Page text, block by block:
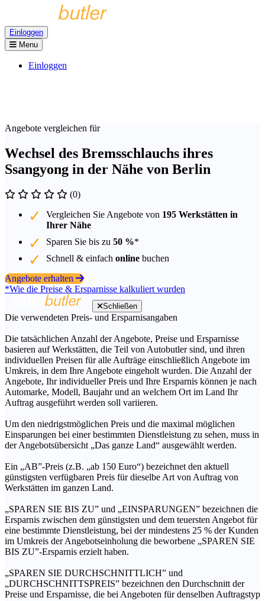
Einloggen
Menu
Einloggen
Angebote vergleichen für
Wechsel des Bremsschlauchs ihres
Ssangyong in der Nähe von Berlin
(0)
Vergleichen Sie Angebote von 195 Werkstätten in
Ihrer Nähe
Sparen Sie bis zu 50 %*
Schnell & einfach online buchen
Angebote erhalten
*Wie die Preise & Ersparnisse kalkuliert wurden
Schließen
Die verwendeten Preis- und Ersparnisangaben
Die tatsächlichen Anzahl der Angebote, Preise und Ersparnisse
basieren auf Werkstätten, die Teil von Autobutler sind, und ihren
individuellen Preisen für alle Aufträge einschließlich Angebote im
Umkreis, in dem Ihre Angebote eingeholt wurden. Die Anzahl der
Angebote, Ihr individueller Preis und Ihre Ersparnis können je nach
Automarke, Modell, Baujahr und an welchem Ort im Land Ihr
Auftrag ausgeführt werden soll variieren.
Um den niedrigstmöglichen Preis und die maximal möglichen
Einsparungen bei einer bestimmten Dienstleistung zu sehen, muss in
der Angebotsübersicht „Das ganze Land“ ausgewählt werden.
Ein „AB”-Preis (z.B. „ab 150 Euro“) bezeichnet den aktuell
günstigsten verfügbaren Preis für dieselbe Art von Auftrag von
Werkstätten im ganzen Land.
„SPAREN SIE BIS ZU” und „EINSPARUNGEN” bezeichnen die
Ersparnis zwischen dem günstigsten und dem teuersten Angebot für
eine bestimmte Dienstleistung, bei der mindestens 25 % der Kunden
im Umkreis der Angebotseinholung die beworbene „SPAREN SIE
BIS ZU”-Ersparnis erzielt haben.
„SPAREN SIE DURCHSCHNITTLICH” und
„DURCHSCHNITTSPREIS” bezeichnen den Durchschnitt der
Preise und Ersparnisse, die bei Angeboten für denselben Auftragstyp